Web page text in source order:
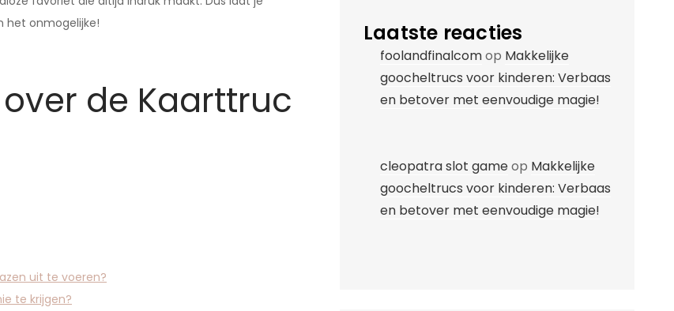
het onmogelijke!
de Kaarttruc
uit te voeren?
te krijgen?
Laatste reacties
foolandfinalcomop Makkelijke
goocheltrucs voor kinderen: Verbaas
en betover met eenvoudige magie!
cleopatra slot gameop Makkelijke
goocheltrucs voor kinderen: Verbaas
en betover met eenvoudige magie!